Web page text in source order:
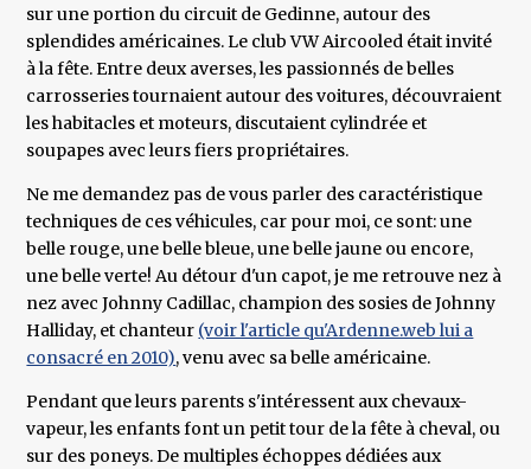
sur une portion du circuit de Gedinne, autour des
splendides américaines. Le club VW Aircooled était invité
à la fête. Entre deux averses, les passionnés de belles
carrosseries tournaient autour des voitures, découvraient
les habitacles et moteurs, discutaient cylindrée et
soupapes avec leurs fiers propriétaires.
Ne me demandez pas de vous parler des caractéristique
techniques de ces véhicules, car pour moi, ce sont: une
belle rouge, une belle bleue, une belle jaune ou encore,
une belle verte! Au détour d'un capot, je me retrouve nez à
nez avec Johnny Cadillac, champion des sosies de Johnny
Halliday, et chanteur (voir l'article qu'Ardenne.web lui a
consacré en 2010), venu avec sa belle américaine.
Pendant que leurs parents s'intéressent aux chevaux-
vapeur, les enfants font un petit tour de la fête à cheval, ou
sur des poneys. De multiples échoppes dédiées aux